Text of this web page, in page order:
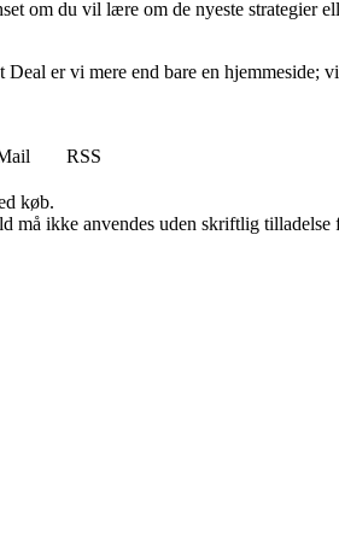
om du vil lære om de nyeste strategier
er vi mere end bare en hjemmeside;
RSS
køb.
ikke anvendes uden skriftlig tilladelse